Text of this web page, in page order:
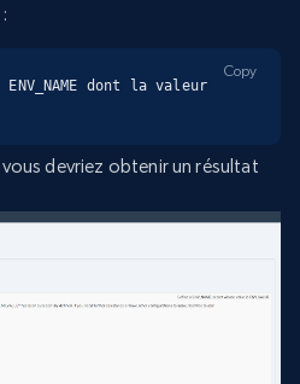
dont la valeur
Copy
devriez obtenir un résultat